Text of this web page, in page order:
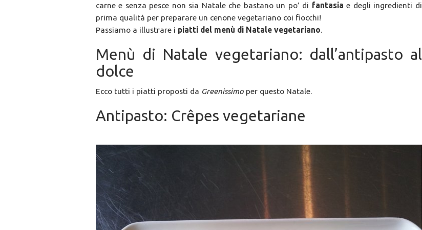
carne e senza pesce non sia Natale che bastano un po’ di fantasia e degli ingredienti di
prima qualità per preparare un cenone vegetariano coi fiocchi!
Passiamo a illustrare i piatti del menù di Natale vegetariano.
Menù di Natale vegetariano: dall’antipasto al
dolce
Ecco tutti i piatti proposti da Greenissimo per questo Natale.
Antipasto: Crêpes vegetariane